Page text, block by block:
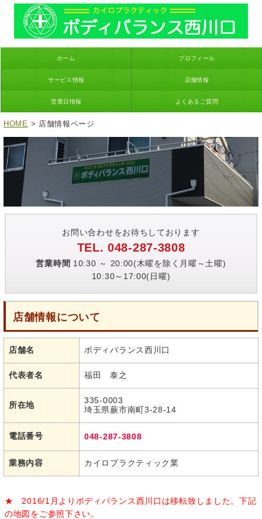
ホーム プロフィール
サービス情報 店舗情報
営業日情報 よくあるご質問
HOME > 店舗情報ページ
お問い合わせをお待ちしております
TEL. 048-287-3808
営業時間 10:30 ～ 20:00(木曜を除く月曜～土曜)
10:30～17:00(日曜)
店舗情報について
店舗名 ボディバランス西川口
代表者名 福田 泰之
所在地
335-0003
埼玉県蕨市南町3-28-14
電話番号 048-287-3808
業務内容 カイロプラクティック業
★ 2016/1月よりボディバランス西川口は移転致しました。下記
の地図をご参照下さい。